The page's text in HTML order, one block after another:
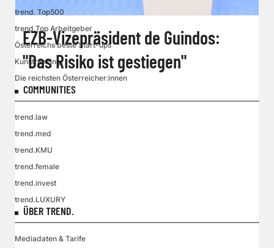
EZB-Vizepräsident de Guindos:
"Das Risiko ist gestiegen"
trend. Top500
trend.Top Arbeitgeber
Österreichs beste Start-ups
Kunstranking
Die reichsten Österreicher:innen
COMMUNITIES
trend.law
trend.med
trend.KMU
trend.female
trend.invest
trend.LUXURY
ÜBER TREND.
Mediadaten & Tarife